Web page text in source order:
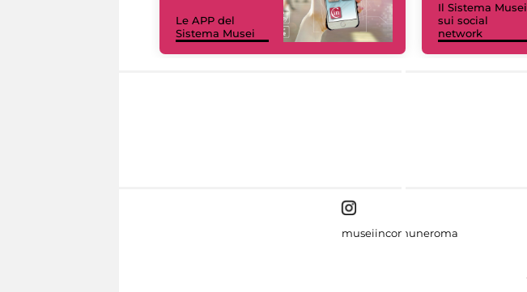
Le APP del
Sistema Musei
Il Sistema Musei
sui social
network
museiincomuneroma